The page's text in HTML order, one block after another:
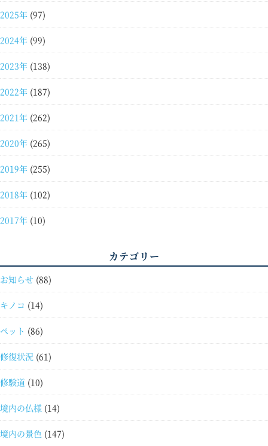
2025年 (97)
2024年 (99)
2023年 (138)
2022年 (187)
2021年 (262)
2020年 (265)
2019年 (255)
2018年 (102)
2017年 (10)
カテゴリー
お知らせ (88)
キノコ (14)
ペット (86)
修復状況 (61)
修験道 (10)
境内の仏様 (14)
境内の景色 (147)